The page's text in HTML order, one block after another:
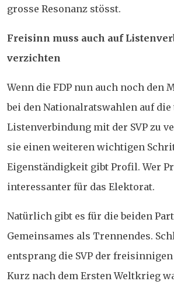
grosse Resonanz stösst.
Freisinn muss auch auf
verzichten
Wenn die FDP nun auch noch den
bei den Nationalratswahlen auf
Listenverbindung mit der SVP zu
sie einen weiteren wichtigen
Eigenständigkeit gibt Profil. Wer
interessanter für das Elektorat.
Natürlich gibt es für die beiden
Gemeinsames als Trennendes.
entsprang die SVP der
Kurz nach dem Ersten Weltkrieg